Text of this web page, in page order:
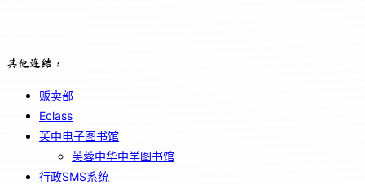
其他连结：
贩卖部
Eclass
芙中电子图书馆
芙蓉中华中学图书馆
行政SMS系统